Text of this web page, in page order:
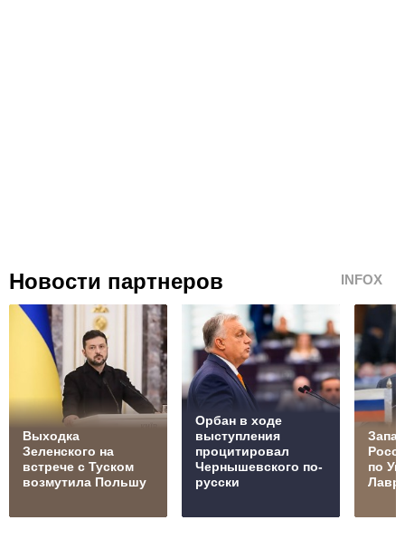
Новости партнеров INFOX
Выходка
Зеленского на
встрече с Туском
возмутила Польшу
Орбан в ходе
выступления
процитировал
Чернышевского по-
русски
по